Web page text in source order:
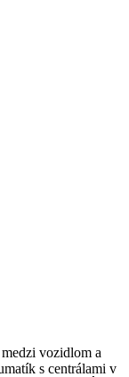
vozidlom a
s centrálami v